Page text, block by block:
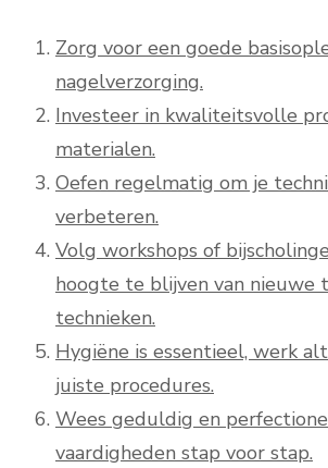
Zorg voor een goede
nagelverzorging.
Investeer in kwaliteitsvolle
materialen.
Oefen regelmatig om je
verbeteren.
Volg workshops of
hoogte te blijven van nieuwe
technieken.
Hygiëne is essentieel, werk
juiste procedures.
Wees geduldig en
vaardigheden stap voor stap.